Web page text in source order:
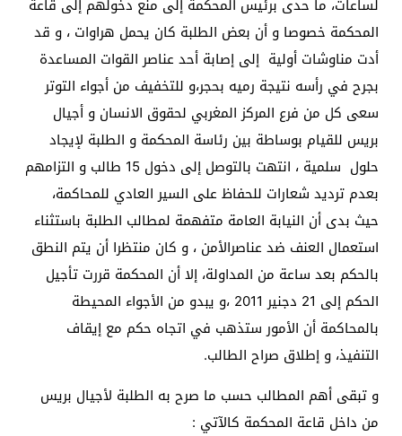
المحكمة خصوصا و أن بعض الطلبة كان يحمل هراوات ، و قد
أدت مناوشات أولية إلى إصابة أحد عناصر القوات المساعدة
بجرح في رأسه نتيجة رميه بحجر،و للتخفيف من أجواء التوتر
سعى كل من فرع المركز المغربي لحقوق الانسان و أجيال
بريس للقيام بوساطة بين رئاسة المحكمة و الطلبة لإيجاد
حلول سلمية ، انتهت بالتوصل إلى دخول 15 طالب و التزامهم
بعدم ترديد شعارات للحفاظ على السير العادي للمحاكمة،
حيث بدى أن النيابة العامة متفهمة لمطالب الطلبة باستثناء
استعمال العنف ضد عناصرالأمن ، و كان منتظرا أن يتم النطق
بالحكم بعد ساعة من المداولة، إلا أن المحكمة قررت تأجيل
الحكم إلى 21 دجنير 2011 ،و يبدو من الأجواء المحيطة
بالمحاكمة أن الأمور ستذهب في اتجاه حكم مع إيقاف
التنفيذ، و إطلاق صراح الطالب.
و تبقى أهم المطالب حسب ما صرح به الطلبة لأجيال بريس
من داخل قاعة المحكمة كالآتي :